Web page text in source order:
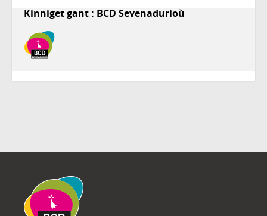
Kinniget gant : BCD Sevenadurioù